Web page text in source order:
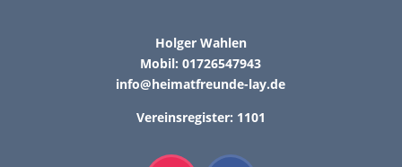
Holger Wahlen
Mobil: 01726547943
info@heimatfreunde-lay.de
Vereinsregister: 1101